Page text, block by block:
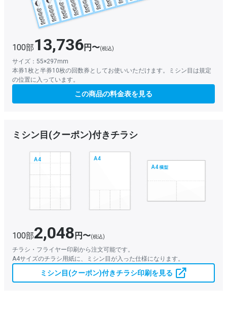
100部13,736円〜(税込)
サイズ：55×297mm
本券1枚と半券10枚の回数券としてお使いいただけます。ミシン目は規定
の位置に入っています。
この商品の料金表を見る
ミシン目(クーポン)付きチラシ
100部2,048 円〜(税込)
チラシ・フライヤー印刷から注文可能です。
A4サイズのチラシ用紙に、ミシン目が入った仕様になります。
ミシン目(クーポン)付きチラシ印刷を見る